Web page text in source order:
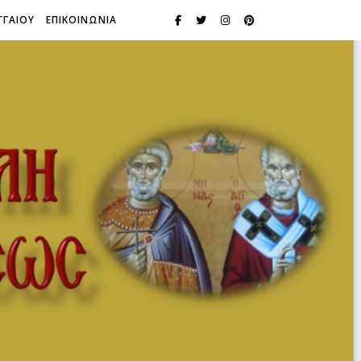
ΕΠΙΚΟΙΝΩΝΙΑ